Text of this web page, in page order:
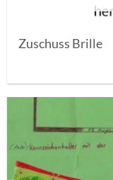
Zuschuss Brille